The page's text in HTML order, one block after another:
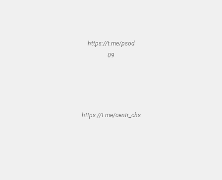
https://t.me/psod
09
https://t.me/centr_chs